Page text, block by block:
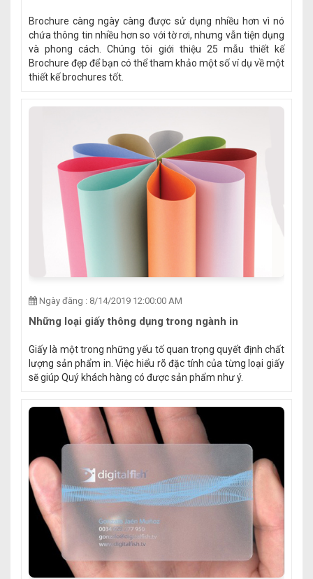
Brochure càng ngày càng được sử dụng nhiều hơn vì nó
chứa thông tin nhiều hơn so với tờ rơi, nhưng vẫn tiện dụng
và phong cách. Chúng tôi giới thiệu 25 mẫu thiết kế
Brochure đẹp để bạn có thể tham khảo một số ví dụ về một
thiết kế brochures tốt.
Ngày đăng : 8/14/2019 12:00:00 AM
Những loại giấy thông dụng trong ngành in
Giấy là một trong những yếu tố quan trọng quyết định chất
lượng sản phẩm in. Việc hiểu rõ đặc tính của từng loại giấy
sẽ giúp Quý khách hàng có được sản phẩm như ý.